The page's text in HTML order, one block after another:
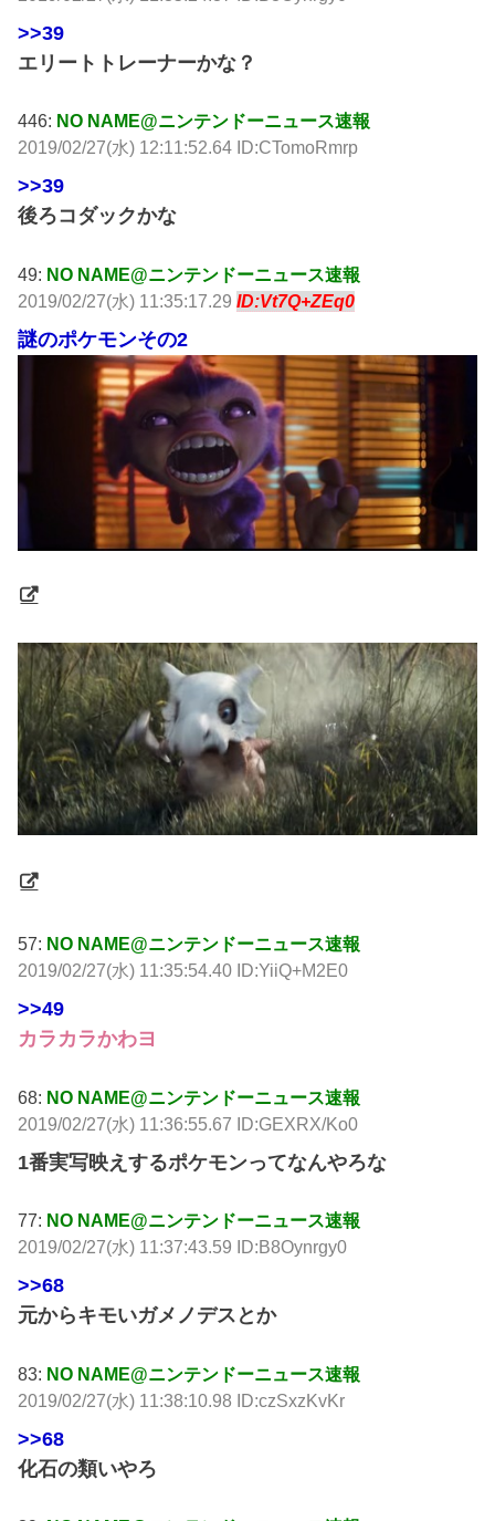
>>39
エリートトレーナーかな？
446: NO NAME@ニンテンドーニュース速報
2019/02/27(水) 12:11:52.64 ID:CTomoRmrp
>>39
後ろコダックかな
49: NO NAME@ニンテンドーニュース速報
2019/02/27(水) 11:35:17.29ID:Vt7Q+ZEq0
謎のポケモンその2
57: NO NAME@ニンテンドーニュース速報
2019/02/27(水) 11:35:54.40 ID:YiiQ+M2E0
>>49
カラカラかわヨ
68: NO NAME@ニンテンドーニュース速報
2019/02/27(水) 11:36:55.67 ID:GEXRX/Ko0
1番実写映えするポケモンってなんやろな
77: NO NAME@ニンテンドーニュース速報
2019/02/27(水) 11:37:43.59 ID:B8Oynrgy0
>>68
元からキモいガメノデスとか
83: NO NAME@ニンテンドーニュース速報
2019/02/27(水) 11:38:10.98 ID:czSxzKvKr
>>68
化石の類いやろ